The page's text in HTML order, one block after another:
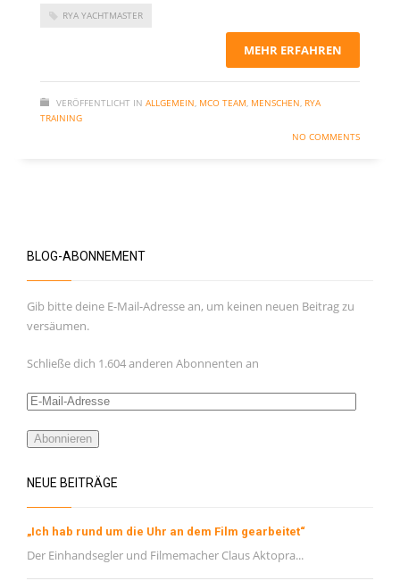
Mai 2023
September 2022
Juni 2021
Mai 2021
April 2021
Februar 2021
Januar 2021
November 2020
September 2020
August 2020
Juli 2020
Juni 2020
Mai 2020
RYA YACHTMASTER
MEHR ERFAHREN
VERÖFFENTLICHT IN ALLGEMEIN, MCO TEAM, MENSCHEN, RYA
TRAINING
NO COMMENTS
BLOG-ABONNEMENT
Gib bitte deine E-Mail-Adresse an, um keinen neuen Beitrag zu
versäumen.
Schließe dich 1.604 anderen Abonnenten an
E-
Adresse
Abonnieren
NEUE BEITRÄGE
„Ich hab rund um die Uhr an dem Film gearbeitet“
Der Einhandsegler und Filmemacher Claus Aktopra...